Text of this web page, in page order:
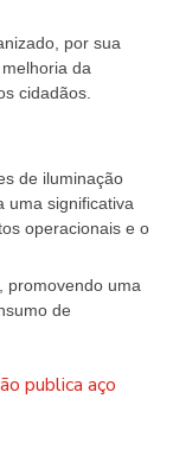
da
cidadãos.
uma significativa
operacionais e o
de
publica aço